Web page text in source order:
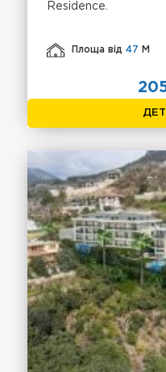
Residence.
Площа від47 М